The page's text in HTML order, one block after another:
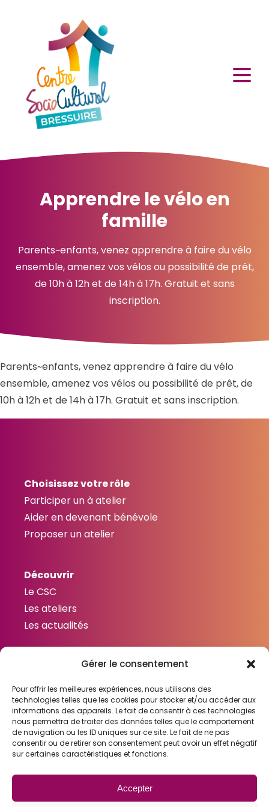
Gérer le consentement
Pour offrir les meilleures expériences, nous utilisons des
technologies telles que les cookies pour stocker et/ou accéder aux
informations des appareils. Le fait de consentir à ces technologies
nous permettra de traiter des données telles que le comportement
de navigation ou les ID uniques sur ce site. Le fait de ne pas
consentir ou de retirer son consentement peut avoir un effet négatif
sur certaines caractéristiques et fonctions.
Accepter
Apprendre le vélo en
famille
Parents~enfants, venez apprendre à faire du vélo
ensemble, amenez vos vélos ou possibilité de prêt,
de 10h à 12h et de 14h à 17h. Gratuit et sans
inscription.
Parents~enfants, venez apprendre à faire du vélo
ensemble, amenez vos vélos ou possibilité de prêt, de
10h à 12h et de 14h à 17h. Gratuit et sans inscription.
Choisissez votre rôle
Participer un à atelier
Aider en devenant bénévole
Proposer un atelier
Découvrir
Le CSC
Les ateliers
Les actualités
Contactez-nous
Contact
Liens utiles
Gestion des cookies
Politique de confidentialité